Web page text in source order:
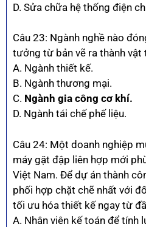
D. Sửa chữa hệ thống điện
Câu 23: Ngành nghề nào
tưởng từ bản vẽ ra thành vật
A. Ngành thiết kế.
B. Ngành thương mại.
C. Ngành gia công cơ khí.
D. Ngành tái chế phế liệu.
Câu 24: Một doanh nghiệp
máy gặt đập liên hợp mới
Việt Nam. Để dự án thành
phối hợp chặt chẽ nhất với
tối ưu hóa thiết kế ngay từ
A. Nhân viên kế toán để tính